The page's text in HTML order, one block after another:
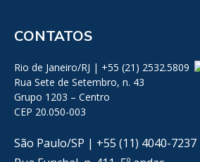
CONTATOS
Rio de Janeiro/RJ | +55 (21) 2532.5809
Rua Sete de Setembro, n. 43
Grupo 1203 – Centro
CEP 20.050-003
São Paulo/SP | +55 (11) 4040-7237